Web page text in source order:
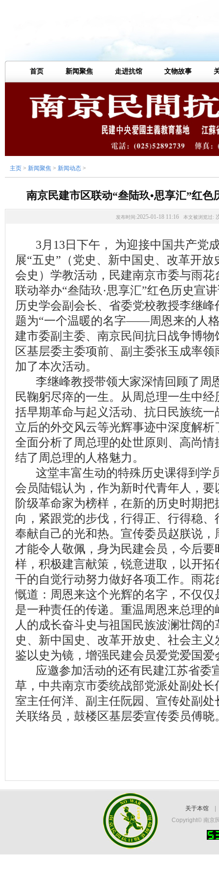
首页 新闻聚焦 走进抗馆 文物故事
主页 > 新闻聚焦 > 新闻动态 >
南京民建市区联动“叁陆玖•思享汇”红色
发布时间:2025-01-18 11:16 本文被浏览过:
3月13日下午， 为迎接中国共产党
展“五史”（党史、新中国史、改革开
会史）学教活动，民建南京市委与雨
联动举办“叁陆玖·思享汇”红色历史宣
历史学会副会长、省委党校教授李继
题为“一个温暖的名字——周恩来的人
建市委副主委、南京民间抗日战争博
区基层委主委项前、副主委张玉成率
加了本次活动。
李继峰教授带领大家深情回顾了周
民鞠躬尽瘁的一生。从周总理一生中
括早期革命与起义活动、抗日民族统
立后的外交风云等光辉事迹中深度解
全面分析了周总理的处世原则、高尚
结了周总理的人格魅力。
这堂丰富生动的特殊历史课得到学
会员陆锟认为，作为新时代青年人，
阶级革命家为榜样，在新的历史时期
向，紧跟党的步伐，行得正、行得稳
奉献自己的光和热。宣传委员赵朕说
才能令人敬佩，身为民建会员，今后
样，积极建言献策，锐意进取，以开
干的自觉行动努力做好各项工作。雨
慨道：周恩来这个光辉的名字，不仅
是一种责任的传递。重温周恩来总理
人的成长奋斗史与祖国民族波澜壮阔
史、新中国史、改革开放史、社会主
鉴以史为镜，增强民建会员爱党爱国爱
应邀参加活动的还有民建江苏省委
草，中共南京市委统战部党派处副处
室主任何洋、副主任阮园、宣传处副
关联络员，鼓楼区基层委宣传委员傅晓
关于本馆
Copyright© 南京